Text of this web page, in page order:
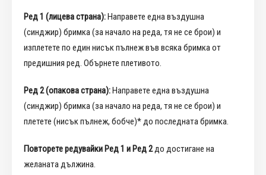
Ред 1 (лицева страна): Направете една въздушна
(синджир) бримка (за начало на реда, тя не се брои) и
изплетете по един нисък пълнеж във всяка бримка от
предишния ред. Обърнете плетивото.
Ред 2 (опакова страна): Направете една въздушна
(синджир) бримка (за начало на реда, тя не се брои) и
плетете (нисък пълнеж, бобче)* до последната бримка.
Повторете редувайки Ред 1 и Ред 2до достигане на
желаната дължина.